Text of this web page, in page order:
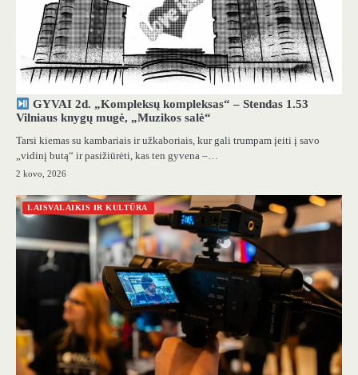
GYVAI 2d. „Kompleksų kompleksas“ – Stendas 1.53
Vilniaus knygų mugė, „Muzikos salė“
Tarsi kiemas su kambariais ir užkaboriais, kur gali trumpam įeiti į savo
„vidinį butą“ ir pasižiūrėti, kas ten gyvena –…
2 kovo, 2026
LAISVALAIKIS IR KULTŪRA